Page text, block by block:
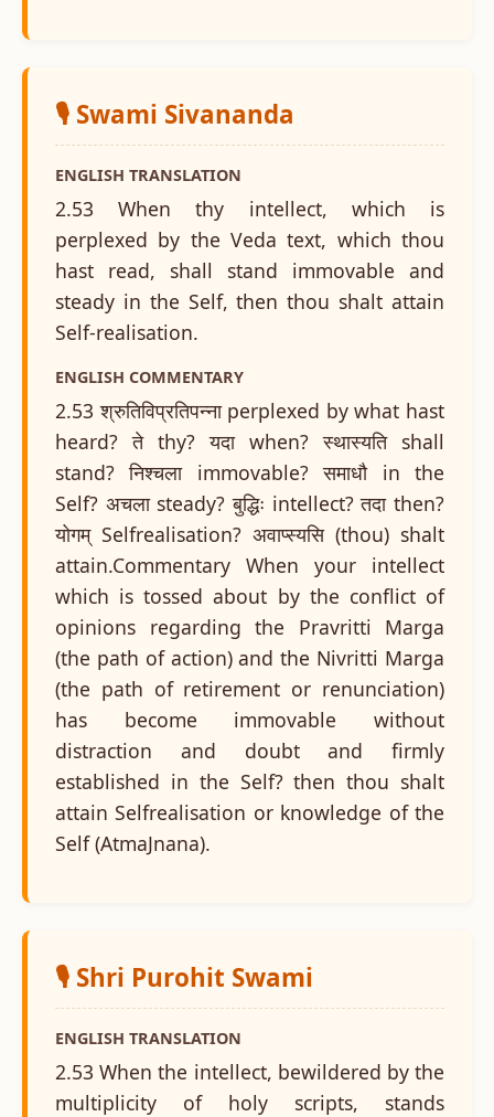
🎙️ Swami Sivananda
ENGLISH TRANSLATION
2.53 When thy intellect, which is
perplexed by the Veda text, which thou
hast read, shall stand immovable and
steady in the Self, then thou shalt attain
Self-realisation.
ENGLISH COMMENTARY
2.53 श्रुतिविप्रतिपन्ना perplexed by what hast
heard? ते thy? यदा when? स्थास्यति shall
stand? निश्चला immovable? समाधौ in the
Self? अचला steady? बुद्धिः intellect? तदा then?
योगम् Selfrealisation? अवाप्स्यसि (thou) shalt
attain.Commentary When your intellect
which is tossed about by the conflict of
opinions regarding the Pravritti Marga
(the path of action) and the Nivritti Marga
(the path of retirement or renunciation)
has become immovable without
distraction and doubt and firmly
established in the Self? then thou shalt
attain Selfrealisation or knowledge of the
Self (AtmaJnana).
🎙️ Shri Purohit Swami
ENGLISH TRANSLATION
2.53 When the intellect, bewildered by the
multiplicity of holy scripts, stands